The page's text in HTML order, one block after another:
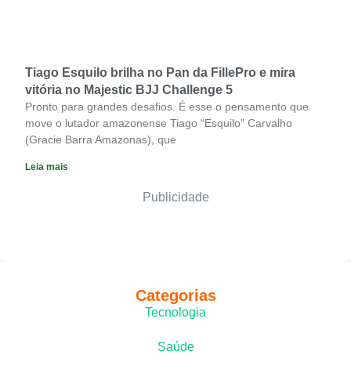
Tiago Esquilo brilha no Pan da FillePro e mira
vitória no Majestic BJJ Challenge 5
Pronto para grandes desafios. É esse o pensamento que
move o lutador amazonense Tiago “Esquilo” Carvalho
(Gracie Barra Amazonas), que
Leia mais
Publicidade
Categorias
Tecnologia
Saúde